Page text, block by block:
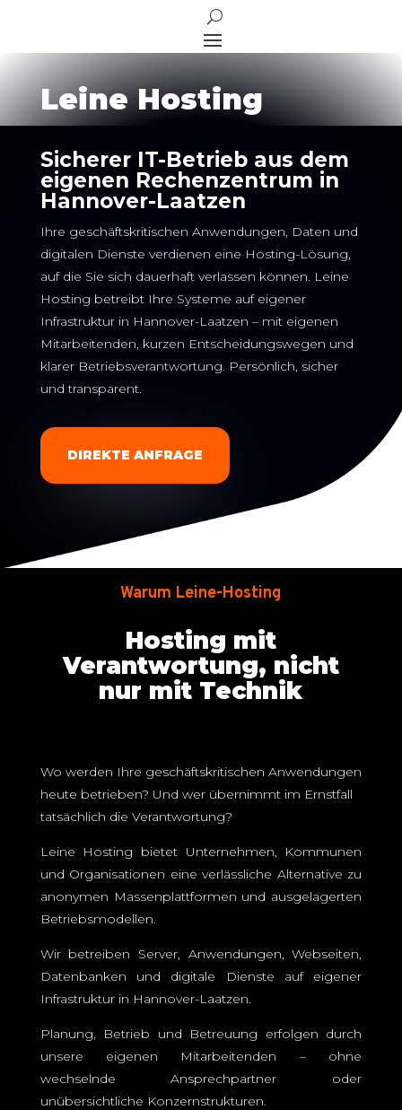
Leine Hosting
Sicherer IT-Betrieb aus dem
eigenen Rechenzentrum in
Hannover-Laatzen
Ihre geschäftskritischen Anwendungen, Daten und
digitalen Dienste verdienen eine Hosting-Lösung,
auf die Sie sich dauerhaft verlassen können. Leine
Hosting betreibt Ihre Systeme auf eigener
Infrastruktur in Hannover-Laatzen – mit eigenen
Mitarbeitenden, kurzen Entscheidungswegen und
klarer Betriebsverantwortung. Persönlich, sicher
und transparent.
DIREKTE ANFRAGE
Warum Leine-Hosting
Hosting mit
Verantwortung, nicht
nur mit Technik
Wo werden Ihre geschäftskritischen Anwendungen
heute betrieben? Und wer übernimmt im Ernstfall
tatsächlich die Verantwortung?
Leine Hosting bietet Unternehmen, Kommunen
und Organisationen eine verlässliche Alternative zu
anonymen Massenplattformen und ausgelagerten
Betriebsmodellen.
Wir betreiben Server, Anwendungen, Webseiten,
Datenbanken und digitale Dienste auf eigener
Infrastruktur in Hannover-Laatzen.
Planung, Betrieb und Betreuung erfolgen durch
unsere eigenen Mitarbeitenden – ohne
wechselnde Ansprechpartner oder
unübersichtliche Konzernstrukturen.